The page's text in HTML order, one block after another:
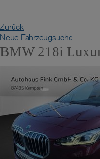
Zurück
Neue Fahrzeugsuche
BMW 218i